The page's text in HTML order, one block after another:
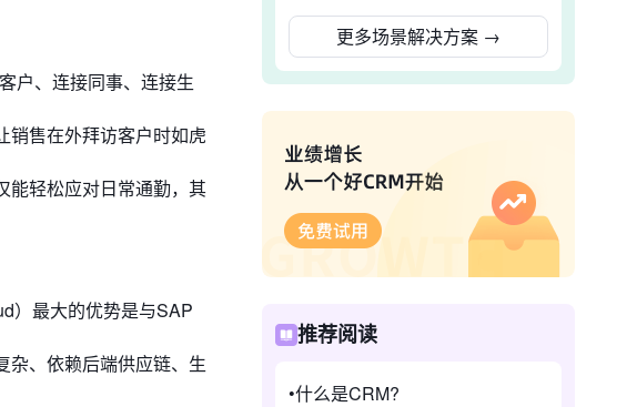
户、连接同事、连接生
销售在外拜访客户时如虎
能轻松应对日常通勤，其
）最大的优势是与SAP
杂、依赖后端供应链、生
更多场景解决方案 →
推荐阅读
什么是CRM?